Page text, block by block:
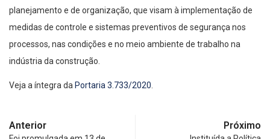
planejamento e de organização, que visam à implementação de
medidas de controle e sistemas preventivos de segurança nos
processos, nas condições e no meio ambiente de trabalho na
indústria da construção.
Veja a íntegra da Portaria 3.733/2020.
Anterior Próximo